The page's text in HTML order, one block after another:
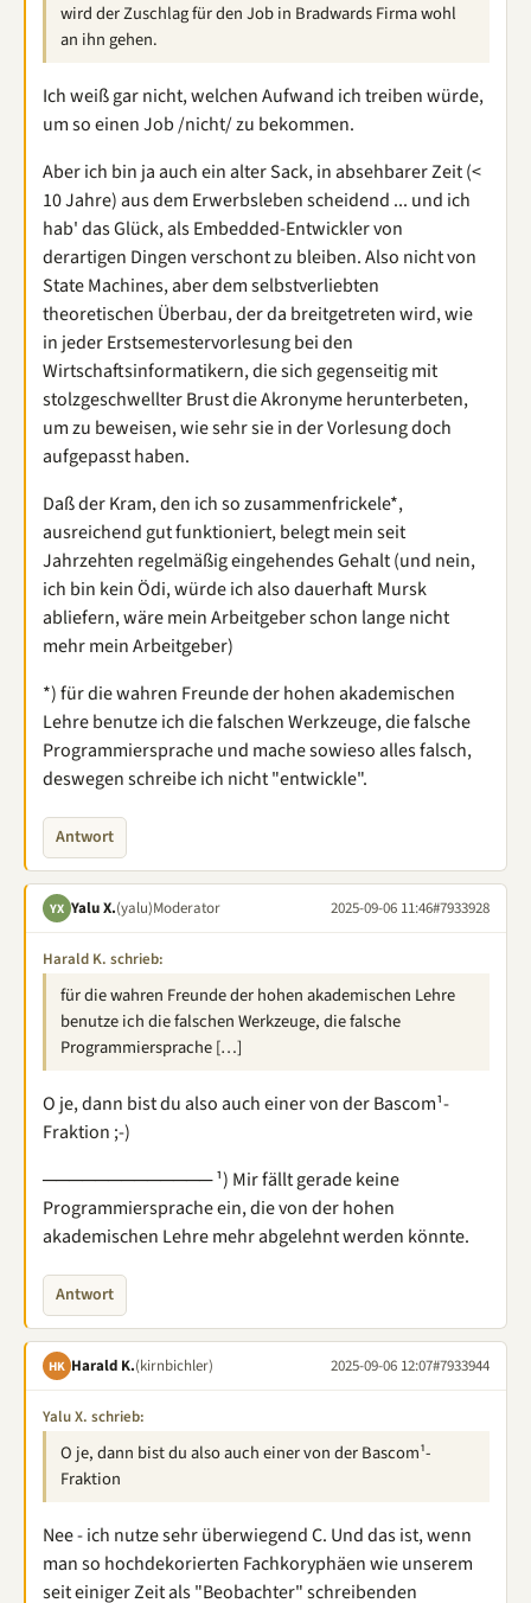
wird der Zuschlag für den Job in Bradwards Firma wohl
an ihn gehen.
Ich weiß gar nicht, welchen Aufwand ich treiben würde,
um so einen Job /nicht/ zu bekommen.
Aber ich bin ja auch ein alter Sack, in absehbarer Zeit (<
10 Jahre) aus dem Erwerbsleben scheidend ... und ich
hab' das Glück, als Embedded-Entwickler von
derartigen Dingen verschont zu bleiben. Also nicht von
State Machines, aber dem selbstverliebten
theoretischen Überbau, der da breitgetreten wird, wie
in jeder Erstsemestervorlesung bei den
Wirtschaftsinformatikern, die sich gegenseitig mit
stolzgeschwellter Brust die Akronyme herunterbeten,
um zu beweisen, wie sehr sie in der Vorlesung doch
aufgepasst haben.
Daß der Kram, den ich so zusammenfrickele*,
ausreichend gut funktioniert, belegt mein seit
Jahrzehten regelmäßig eingehendes Gehalt (und nein,
ich bin kein Ödi, würde ich also dauerhaft Mursk
abliefern, wäre mein Arbeitgeber schon lange nicht
mehr mein Arbeitgeber)
*) für die wahren Freunde der hohen akademischen
Lehre benutze ich die falschen Werkzeuge, die falsche
Programmiersprache und mache sowieso alles falsch,
deswegen schreibe ich nicht "entwickle".
Antwort
YX Yalu X.(yalu)Moderator 2025-09-06 11:46#7933928
Harald K. schrieb:
für die wahren Freunde der hohen akademischen Lehre
benutze ich die falschen Werkzeuge, die falsche
Programmiersprache […]
O je, dann bist du also auch einer von der Bascom¹-
Fraktion ;-)
───────────── ¹) Mir fällt gerade keine
Programmiersprache ein, die von der hohen
akademischen Lehre mehr abgelehnt werden könnte.
Antwort
HK Harald K.(kirnbichler) 2025-09-06 12:07#7933944
Yalu X. schrieb:
O je, dann bist du also auch einer von der Bascom¹-
Fraktion
Nee - ich nutze sehr überwiegend C. Und das ist, wenn
man so hochdekorierten Fachkoryphäen wie unserem
seit einiger Zeit als "Beobachter" schreibenden